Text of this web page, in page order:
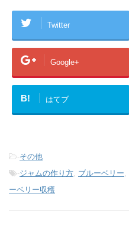
Twitter
Google+
B! はてブ
-その他
-ジャムの作り方, ブルーベリー,
ーベリー収穫